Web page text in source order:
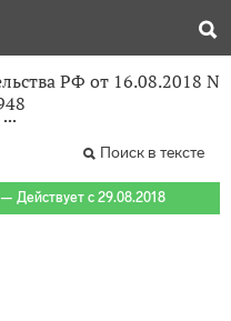
РФ от 16.08.2018 N
Поиск в тексте
Действует с 29.08.2018